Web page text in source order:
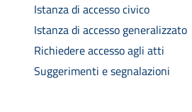
Istanza di accesso civico
Istanza di accesso generalizzato
Richiedere accesso agli atti
Suggerimenti e segnalazioni